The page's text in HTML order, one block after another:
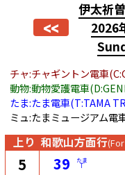
<<
伊太祈
2026
チャ:チャギントン電車
動物:動物愛護電車
たま:たま電車(T:TAMA
ミュ:たまミュージアム
上り 和歌山方面行
5 39 たま
T